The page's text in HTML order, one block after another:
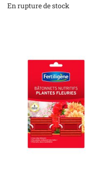
En rupture de stock